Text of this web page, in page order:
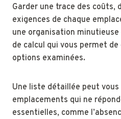
Garder une trace des coûts,
exigences de chaque
une organisation
de calcul qui vous permet
options examinées.
Une liste détaillée peut
emplacements qui ne
essentielles, comme